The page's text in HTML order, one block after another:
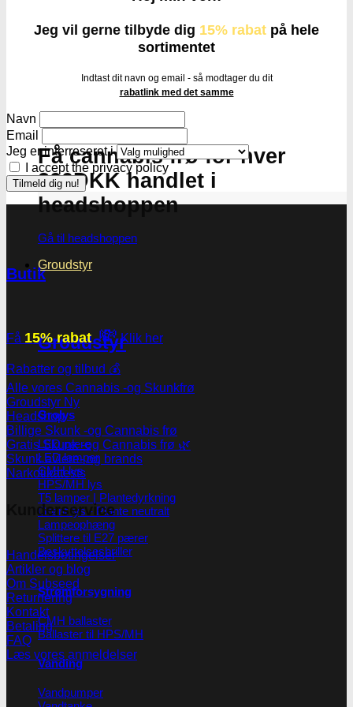
Få cannabis frø for hver
200DKK handlet i
headshoppen
Gå til headshoppen
Groudstyr
Groudstyr
Grolys
LED pære
LED lamper
CMH lys
HPS/MH lys
T5 lamper | Plantedyrkning
Grønt lys - Plante neutralt
Lampeophæng
Splittere til E27 pærer
Beskyttelsesbriller
Strømforsygning
CMH ballaster
Ballaster til HPS/MH
Vanding
Vandpumper
Jeg vil gerne tilbyde dig 15% rabat på hele
sortimentet
Indtast dit navn og email - så modtager du dit
rabatlink med det samme
Navn
Email
Jeg er interreseret i
I accept the privacy policy
Butik
Få 15% rabat 💸Klik her
Rabatter og tilbud 💰
Alle vores Cannabis -og Skunkfrø
Groudstyr
Headshop
Billige Skunk -og Cannabis frø
Gratis Skunk -og Cannabis frø 🌿
Skunk avlere- og brands
Narkotikatests
Kunderservice
Handelsbetingelser
Artikler og blog
Om Subseed
Returnering
Kontakt
Betaling
FAQ
Læs vores anmeldelser